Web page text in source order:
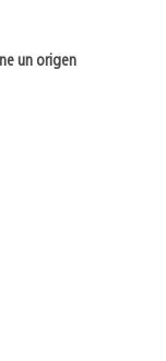
un origen